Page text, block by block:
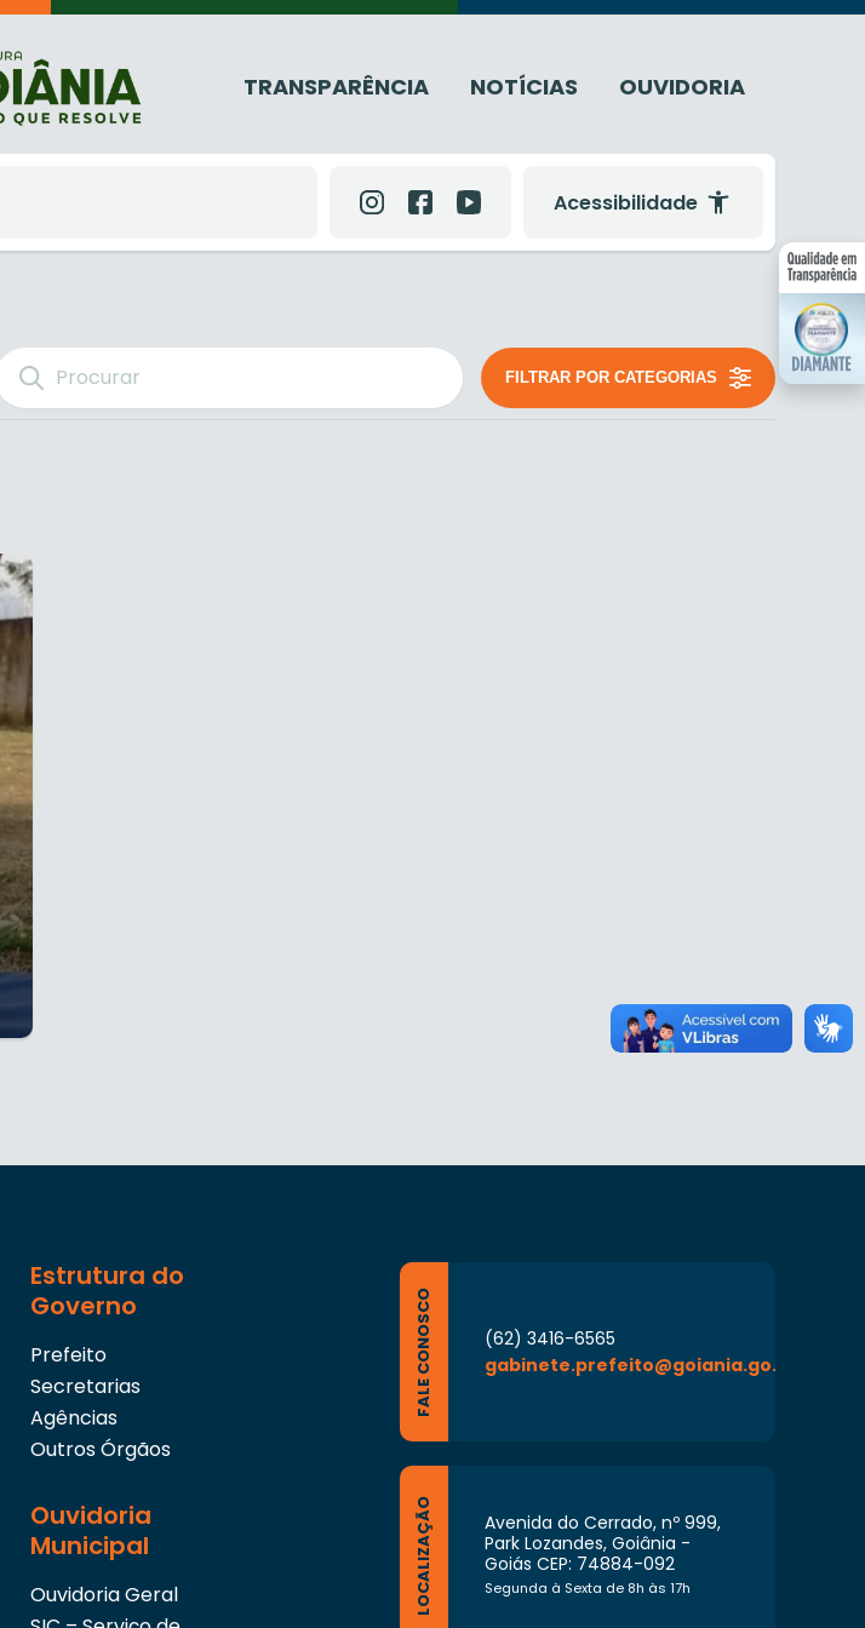
TRANSPARÊNCIA NOTÍCIAS OUVIDORIA
Acessibilidade
FILTRAR POR CATEGORIAS
Estrutura do
Governo
Prefeito
Secretarias
Agências
Outros Órgãos
Ouvidoria
Municipal
Ouvidoria Geral
FALE CONOSCO
(62) 3416-6565
gabinete.prefeito@goiania.go.gov.br
LOCALIZAÇÃO
Avenida do Cerrado, nº 999,
Park Lozandes, Goiânia -
Goiás CEP: 74884-092
Segunda à Sexta de 8h às 17h